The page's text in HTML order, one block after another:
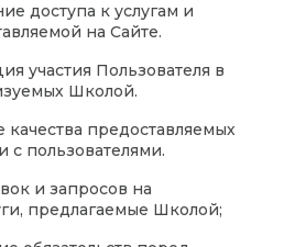
к услугам и
на Сайте.
Пользователя в
Школой.
предоставляемых
с пользователями.
запросов на
предлагаемые Школой;